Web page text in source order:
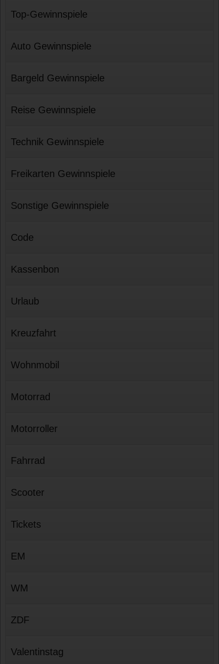
Top-Gewinnspiele
Auto Gewinnspiele
Bargeld Gewinnspiele
Reise Gewinnspiele
Technik Gewinnspiele
Freikarten Gewinnspiele
Sonstige Gewinnspiele
Code
Kassenbon
Urlaub
Kreuzfahrt
Wohnmobil
Motorrad
Motorroller
Fahrrad
Scooter
Tickets
EM
WM
ZDF
Valentinstag